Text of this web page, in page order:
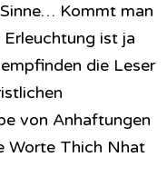
Kommt man
ist ja
die Leser
von Anhaftungen
Worte Thich Nhat